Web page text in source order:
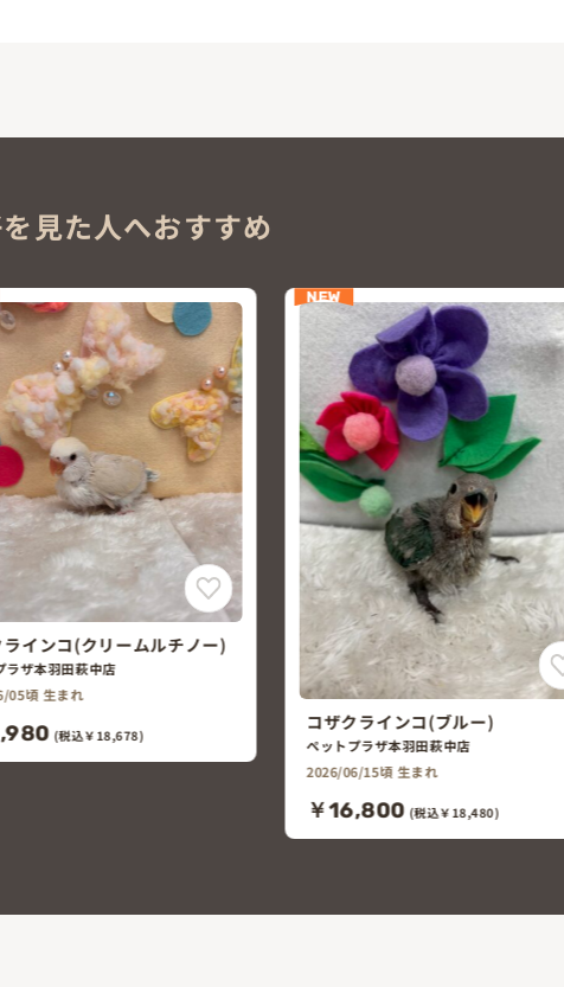
見た人へおすすめ
インコ(ブルー)
ラザ本羽田萩中店
ホオミドリウロコインコ(ブルーシ
ナモン)
ペットプラザ本羽田萩中店
2026/05/15頃 生まれ
￥79,800 (税込￥87,780)